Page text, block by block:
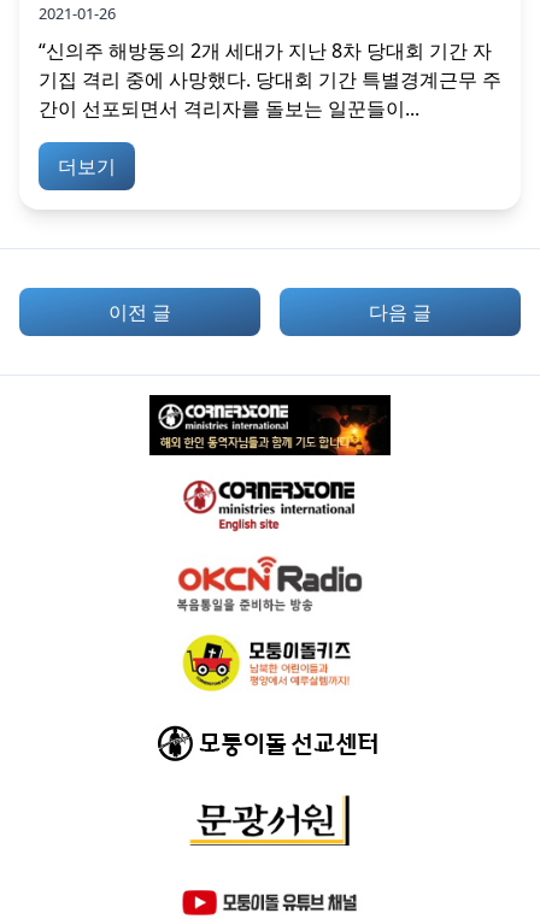
2021-01-26
“신의주 해방동의 2개 세대가 지난 8차 당대회 기간 자
기집 격리 중에 사망했다. 당대회 기간 특별경계근무 주
간이 선포되면서 격리자를 돌보는 일꾼들이...
더보기
이전 글 다음 글